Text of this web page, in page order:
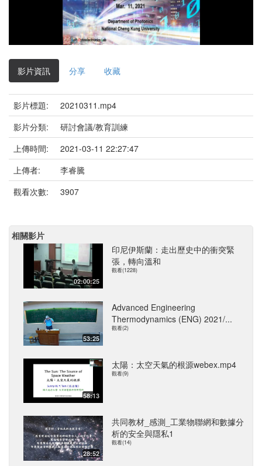
放
影
影片資訊 分享 收藏
影片標題:
20210311.mp4
影片分類:
研討會議/教育訓練
上傳時間:
2021-03-11 22:27:47
上傳者:
李睿騰
觀看次數:
3907
相關影片
02:00:25
印尼伊斯蘭：走出歷史中的衝突緊
張，轉向溫和
觀看(1228)
53:25
Advanced Engineering
Thermodynamics (ENG) 2021/...
觀看(2)
58:13
太陽：太空天氣的根源webex.mp4
觀看(9)
28:52
共同教材_感測_工業物聯網和數據分
析的安全與隱私1
觀看(14)